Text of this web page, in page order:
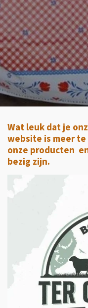
Wat leuk dat je
website is meer
onze producten
bezig zijn.